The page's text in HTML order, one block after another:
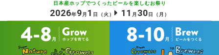
日本産ホップでつくったビールを楽しむお祭り
2026年9月 1 日 （火） 11 月 30 日 （月）